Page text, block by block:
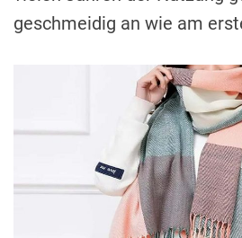
geschmeidig an wie am